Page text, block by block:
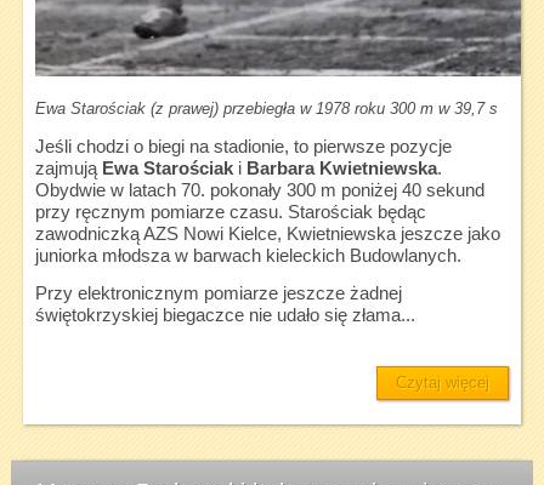
Ewa Starościak (z prawej) przebiegła w 1978 roku 300 m w 39,7 s
Jeśli chodzi o biegi na stadionie, to pierwsze pozycje
zajmują Ewa Starościaki Barbara Kwietniewska.
Obydwie w latach 70. pokonały 300 m poniżej 40 sekund
przy ręcznym pomiarze czasu. Starościak będąc
zawodniczką AZS Nowi Kielce, Kwietniewska jeszcze jako
juniorka młodsza w barwach kieleckich Budowlanych.
Przy elektronicznym pomiarze jeszcze żadnej
świętokrzyskiej biegaczce nie udało się złama...
Czytaj więcej